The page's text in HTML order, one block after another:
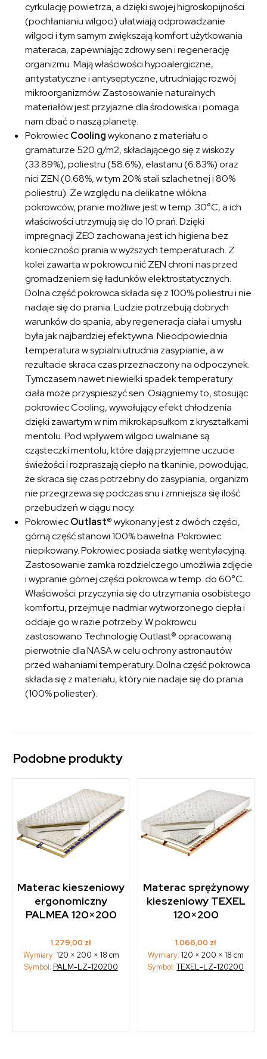
cyrkulację powietrza, a dzięki swojej higroskopijności
(pochłanianiu wilgoci) ułatwiają odprowadzanie
wilgoci i tym samym zwiększają komfort użytkowania
materaca, zapewniając zdrowy sen i regenerację
organizmu. Mają właściwości hypoalergiczne,
antystatyczne i antyseptyczne, utrudniając rozwój
mikroorganizmów. Zastosowanie naturalnych
materiałów jest przyjazne dla środowiska i pomaga
nam dbać o naszą planetę.
PokrowiecCoolingwykonano z materiału o
gramaturze 520 g/m2, składającego się z wiskozy
(33.89%), poliestru (58.6%), elastanu (6.83%) oraz
nici ZEN (0.68%, w tym 20% stali szlachetnej i 80%
poliestru). Ze względu na delikatne włókna
pokrowców, pranie możliwe jest w temp. 30°C, a ich
właściwości utrzymują się do 10 prań. Dzięki
impregnacji ZEO zachowana jest ich higiena bez
konieczności prania w wyższych temperaturach. Z
kolei zawarta w pokrowcu nić ZEN chroni nas przed
gromadzeniem się ładunków elektrostatycznych.
Dolna część pokrowca składa się z 100% poliestru i nie
nadaje się do prania. Ludzie potrzebują dobrych
warunków do spania, aby regeneracja ciała i umysłu
była jak najbardziej efektywna. Nieodpowiednia
temperatura w sypialni utrudnia zasypianie, a w
rezultacie skraca czas przeznaczony na odpoczynek.
Tymczasem nawet niewielki spadek temperatury
ciała może przyspieszyć sen. Osiągniemy to, stosując
pokrowiec Cooling, wywołujący efekt chłodzenia
dzięki zawartym w nim mikrokapsułkom z kryształkami
mentolu. Pod wpływem wilgoci uwalniane są
cząsteczki mentolu, które dają przyjemne uczucie
świeżości i rozpraszają ciepło na tkaninie, powodując,
że skraca się czas potrzebny do zasypiania, organizm
nie przegrzewa się podczas snu i zmniejsza się ilość
przebudzeń w ciągu nocy.
PokrowiecOutlast®wykonany jest z dwóch części,
górną część stanowi 100% bawełna. Pokrowiec
niepikowany. Pokrowiec posiada siatkę wentylacyjną.
Zastosowanie zamka rozdzielczego umożliwia zdjęcie
i wypranie górnej części pokrowca w temp. do 60°C.
Właściwości: przyczynia się do utrzymania osobistego
komfortu, przejmuje nadmiar wytworzonego ciepła i
oddaje go w razie potrzeby. W pokrowcu
zastosowano Technologię Outlast® opracowaną
pierwotnie dla NASA w celu ochrony astronautów
przed wahaniami temperatury. Dolna część pokrowca
składa się z materiału, który nie nadaje się do prania
(100% poliester).
Podobne produkty
Materac kieszeniowy
ergonomiczny
PALMEA 120×200
1.279,00 zł
Wymiary: 120 × 200 × 18 cm
Symbol: PALM-LZ-120200
Materac sprężynowy
kieszeniowy TEXEL
120×200
1.066,00 zł
Wymiary:120 × 200 × 18 cm
Symbol:TEXEL-LZ-120200